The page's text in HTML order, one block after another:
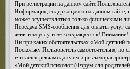
При регистрации на данном сайте
Информация, содержащаяся на данном сайте,
может осуществляться только физическими
Передача SMS-сообщения для оплаты услуг
деньги за услуги не возвращаются!
Ни при каких обстоятельствах «Мой детский
Поскольку Пользователь самостоятельно,
считается рекламодателем и
«Мой детский психолог (Форум для